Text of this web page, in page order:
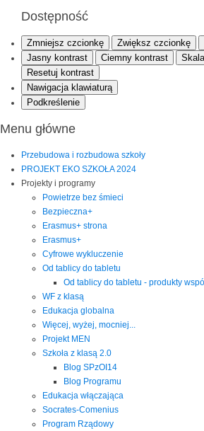
Dostępność
Zmniejsz czcionkę Zwiększ czcionkę
Jasny kontrast
Ciemny kontrast
Resetuj kontrast
Nawigacja klawiaturą
Podkreślenie
Menu główne
Przebudowa i rozbudowa szkoły
PROJEKT EKO SZKOŁA 2024
Projekty i programy
Powietrze bez śmieci
Bezpieczna+
Erasmus+ strona
Erasmus+
Cyfrowe wykluczenie
Od tablicy do tabletu
Od tablicy do tabletu - produkty
WF z klasą
Edukacja globalna
Więcej, wyżej, mocniej...
Projekt MEN
Szkoła z klasą 2.0
Blog SPzOI14
Blog Programu
Edukacja włączająca
Socrates-Comenius
Program Rządowy